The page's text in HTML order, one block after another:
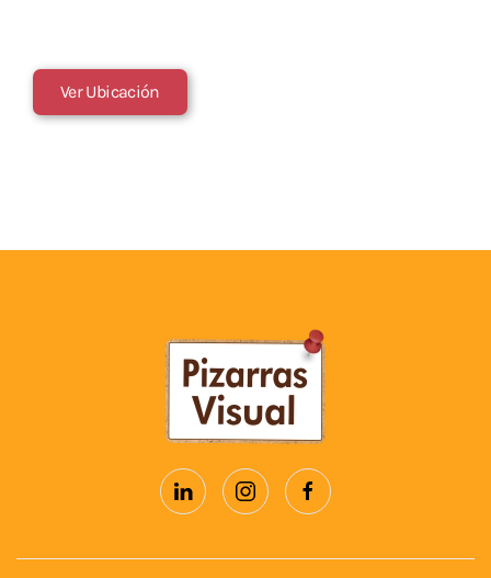
Ver Ubicación